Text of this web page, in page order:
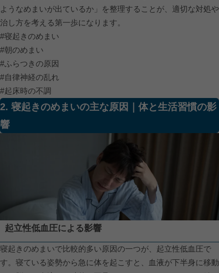
ようなめまいが出ているか」を整理することが、適切な対処や
治し方を考える第一歩になります。
#寝起きのめまい
#朝のめまい
#ふらつきの原因
#自律神経の乱れ
#起床時の不調
2. 寝起きのめまいの主な原因｜体と生活習慣の影
響
起立性低血圧による影響
寝起きのめまいで比較的多い原因の一つが、起立性低血圧で
す。寝ている姿勢から急に体を起こすと、血液が下半身に移動